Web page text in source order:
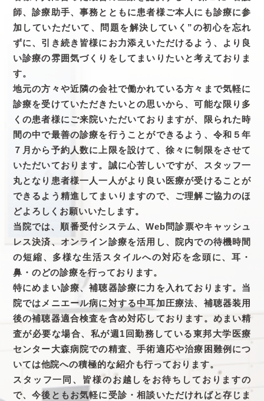
師、診療助手、事務とともに患者様ご本人にも診療に参
加していただいて、問題を解決していく”の初心を忘れ
ずに、引き続き皆様にお力添えいただけるよう、より良
い診療の雰囲気づくりをしてまいりたいと考えておりま
す。
地元の方々や近隣の会社で働かれている方々まで気軽に
診療を受けていただきたいとの思いから、可能な限り多
くの患者様にご来院いただいておりますが、限られた時
間の中で最善の診療を行うことができるよう、令和５年
７月から予約人数に上限を設けて、徐々に制限をさせて
いただいております。誠に心苦しいですが、スタッフ一
丸となり患者様一人一人がより良い医療が受けることが
できるよう精進してまいりますので、ご理解ご協力のほ
どよろしくお願いいたします。
当院では、順番受付システム、Web問診票やキャッシュ
レス決済、オンライン診療を活用し、院内での待機時間
の短縮、多様な生活スタイルへの対応を念頭に、耳・
鼻・のどの診療を行っております。
特にめまい診療、補聴器診療に力を入れております。当
院ではメニエール病に対する中耳加圧療法、補聴器装用
後の補聴器適合検査を含め対応しております。めまい精
査が必要な場合、私が週1回勤務している東邦大学医療
センター大森病院での精査、手術適応や治療困難例につ
いては他院への積極的な紹介も行っております。
スタッフ一同、皆様のお越しをお待ちしておりますの
で、今後ともお気軽に受診・相談いただければと存じま